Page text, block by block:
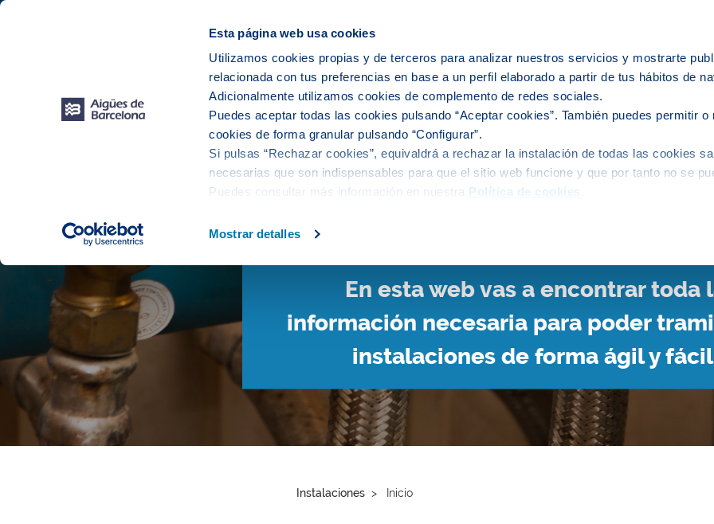
Esta página web usa cookies
Utilizamos cookies propias y de terceros para analizar nuestros servicios y mostrarte
relacionada con tus preferencias en base a un perfil elaborado a partir de tus hábitos de
Adicionalmente utilizamos cookies de complemento de redes sociales.
Puedes aceptar todas las cookies pulsando “Aceptar cookies”. También puedes permitir o
cookies de forma granular pulsando “Configurar”.
Si pulsas “Rechazar cookies”, equivaldrá a rechazar la instalación de todas las cookies
necesarias que son indispensables para que el sitio web funcione y que por tanto no se
Puedes consultar más información en nuestra Política de cookies
Mostrar detalles
Nueva instalación Instalaciones interiores
En esta web vas a encontrar toda
información necesaria para poder
instalaciones de forma ágil y
Instalaciones Inicio